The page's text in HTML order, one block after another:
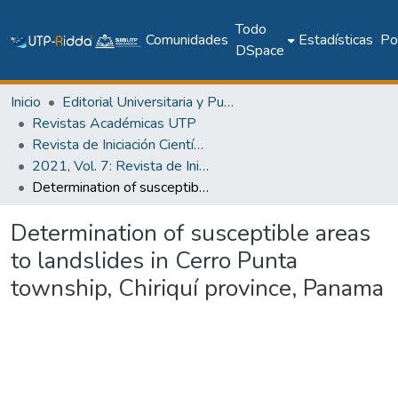
Comunidades
Todo
DSpace
Estadísticas
Inicio
Editorial Universitaria y Publicaciones Seriadas
Revistas Académicas UTP
Revista de Iniciación Científica
2021, Vol. 7: Revista de Iniciación Científica, Edición Especial
Determination of susceptible areas to landslides in Cerro Punta township, Chiriquí province, Panama
Determination of susceptible areas
to landslides in Cerro Punta
township, Chiriquí province, Panama